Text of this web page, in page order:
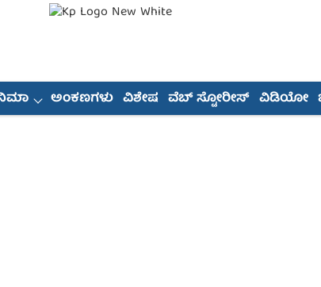
ಅಂಕಣಗಳು ವಿಶೇಷ ವೆಬ್ ಸ್ಟೋರೀಸ್ ವಿಡಿಯೋ